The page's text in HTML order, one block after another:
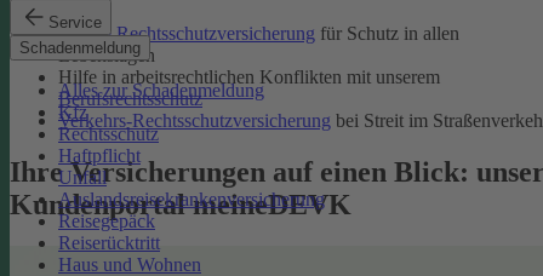
Service
Schadenmeldung
Alles zur Schadenmeldung
Kfz
Rechtsschutz
Haftpflicht
Unfall
Auslandsreisekrankenversicherung
Reisegepäck
Reiserücktritt
Haus und Wohnen
Private Rechtsschutzversicherung für Schutz in allen
Lebenslagen
Hilfe in arbeitsrechtlichen Konflikten mit unserem
Berufsrechtsschutz
Verkehrs-Rechtsschutzversicherung bei Streit im
Ihre Versicherungen auf einen Blick:
Kundenportal meineDEVK